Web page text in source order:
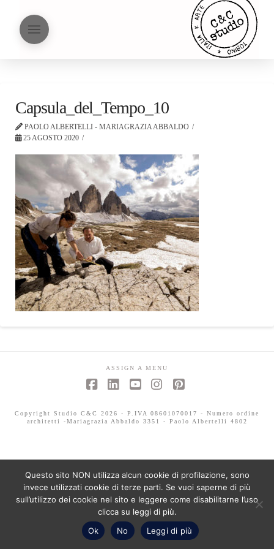
Capsula_del_Tempo_10
PAOLO ALBERTELLI - MARIAGRAZIA ABBALDO
25 AGOSTO 2020
ASSIGN A MENU
Copyright Studio C&C 2026 - P.IVA 08601070017 - Numero ordine
architetti -Mariagrazia Abbaldo 3351 - Paolo Albertelli 4802
Questo sito NON utilizza alcun cookie di profilazione, sono
invece utilizzati cookie di terze parti. Se vuoi saperne di più
sull’utilizzo dei cookie nel sito e leggere come disabilitarne l’uso
clicca su leggi di più.
Ok
No Leggi di più